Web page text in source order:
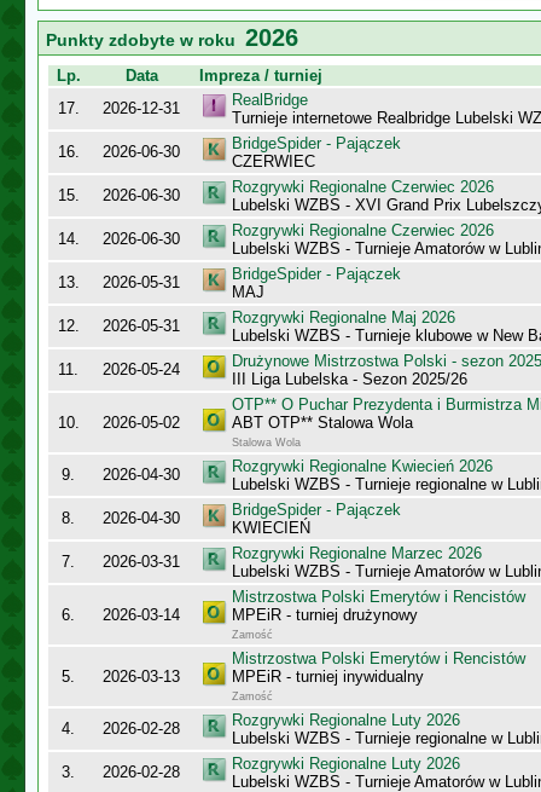
Punkty zdobyte w roku 2026
Lp. Data
Impreza / turniej
17.
2026-12-31
RealBridge
Turnieje internetowe Realbridge Lubelski
16.
2026-06-30
BridgeSpider - Pajączek
CZERWIEC
15.
2026-06-30
Rozgrywki Regionalne Czerwiec 2026
Lubelski WZBS - XVI Grand Prix
14.
2026-06-30
Rozgrywki Regionalne Czerwiec 2026
Lubelski WZBS - Turnieje Amatorów w
13.
2026-05-31
BridgeSpider - Pajączek
MAJ
12.
2026-05-31
Rozgrywki Regionalne Maj 2026
Lubelski WZBS - Turnieje klubowe w New
11.
2026-05-24
Drużynowe Mistrzostwa Polski - sezon
III Liga Lubelska - Sezon 2025/26
10. 2026-05-02
OTP** O Puchar Prezydenta i Burmistrza
ABT OTP** Stalowa Wola
Stalowa Wola
9. 2026-04-30
Rozgrywki Regionalne Kwiecień 2026
Lubelski WZBS - Turnieje regionalne w
8.
2026-04-30
BridgeSpider - Pajączek
KWIECIEŃ
7.
2026-03-31
Rozgrywki Regionalne Marzec 2026
Lubelski WZBS - Turnieje Amatorów w
6. 2026-03-14
Mistrzostwa Polski Emerytów i Rencistów
MPEiR - turniej drużynowy
Zamość
5. 2026-03-13
Mistrzostwa Polski Emerytów i Rencistów
MPEiR - turniej inywidualny
Zamość
4. 2026-02-28
Rozgrywki Regionalne Luty 2026
Lubelski WZBS - Turnieje regionalne w
3.
2026-02-28
Rozgrywki Regionalne Luty 2026
Lubelski WZBS - Turnieje Amatorów w